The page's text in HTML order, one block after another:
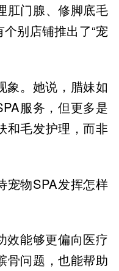
肛门腺、修脚底毛
别店铺推出了“宠
象。她说，腊妹如
服务，但更多是
和毛发护理，而非
宠物SPA发挥怎样
效能够更偏向医疗
骨问题，也能帮助